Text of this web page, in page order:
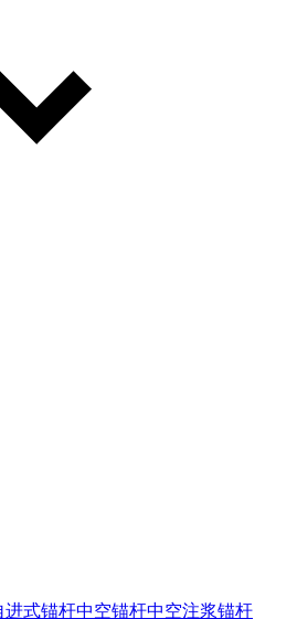
进式锚杆中空锚杆中空注浆锚杆